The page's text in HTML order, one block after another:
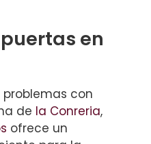
en
con
de la Conreria,
ofrece un